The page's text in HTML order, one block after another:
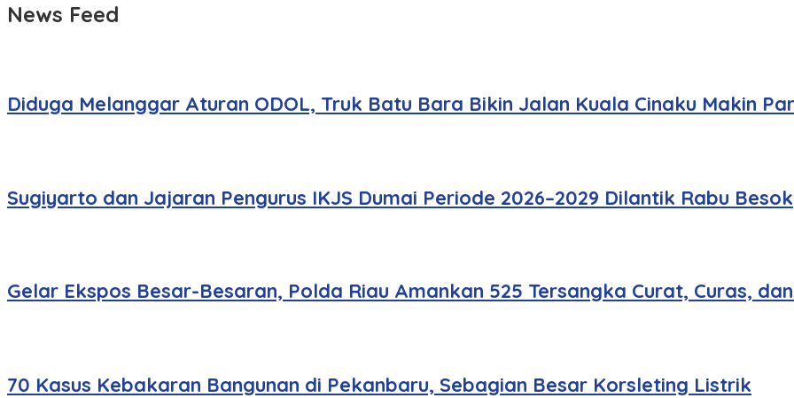
News Feed
Diduga Melanggar Aturan ODOL, Truk Batu Bara Bikin Jalan Kuala Cinaku Makin
Sugiyarto dan Jajaran Pengurus IKJS Dumai Periode 2026–2029 Dilantik Rabu Besok
Gelar Ekspos Besar-Besaran, Polda Riau Amankan 525 Tersangka Curat, Curas,
70 Kasus Kebakaran Bangunan di Pekanbaru, Sebagian Besar Korsleting Listrik